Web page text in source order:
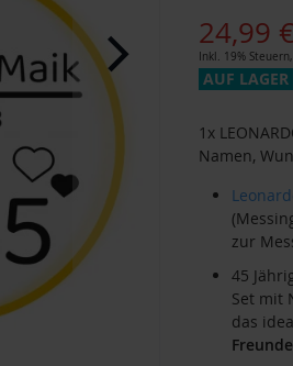
24,99
Inkl. 19% Steuern,
AUF LAGER
1x
Namen,
zur
45
Set mit
das
Freunde